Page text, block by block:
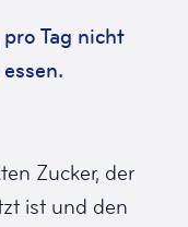
Tag nicht
Zucker, der
ist und den